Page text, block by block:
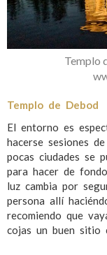
Templo
Templo de Debod
El entorno es
hacerse sesiones
pocas ciudades se
para hacer de
luz cambia por
persona allí
recomiendo que
cojas un buen sitio